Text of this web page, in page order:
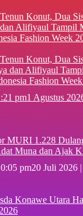
Konut, Dua
dan Alifiyaul
Fashion
pm1 Agustus
MURI 1.228
Muna dan Ajak
pm20 Juli 2026
Konawe Utara